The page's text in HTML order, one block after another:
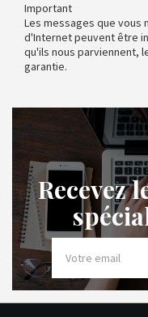
Important
Les messages que vous
d'Internet peuvent être
qu'ils nous parviennent,
garantie.
Recevez